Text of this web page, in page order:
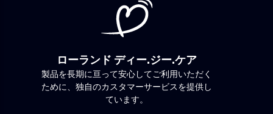
ローランド ディー.ジー.ケア
製品を長期に亘って安心してご利用いただく
ために、独自のカスタマーサービスを提供し
ています。